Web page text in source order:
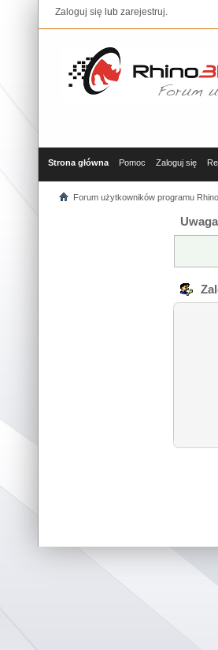
Zaloguj się lub zarejestruj.
Strona główna Pomoc Zaloguj się
Forum użytkowników programu